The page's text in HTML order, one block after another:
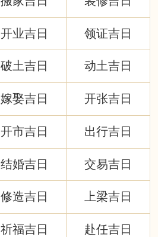
开业吉日 领证吉日
破土吉日 动土吉日
嫁娶吉日 开张吉日
开市吉日 出行吉日
结婚吉日 交易吉日
修造吉日 上梁吉日
祈福吉日 赴任吉日